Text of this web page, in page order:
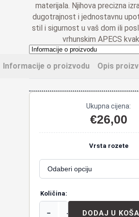
materijala. Njihova precizna
dugotrajnost i jednostavnu
stil i sigurnost u vaš dom ili
vrhunskim APECS
Informacije o proizvodu Opis
Ukupna cijena:
€26,00
Vrsta rozete
Količina:
− + DODAJ U